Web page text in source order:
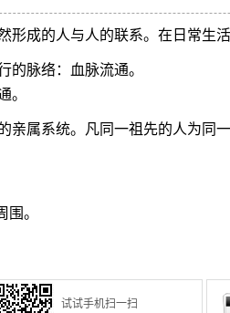
形成的人与人的联系。在日常生
脉络：血脉流通。
。
亲属系统。凡同一祖先的人为同
围。
试试手机扫一扫